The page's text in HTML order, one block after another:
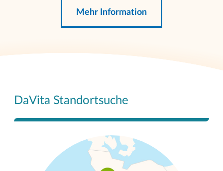
Mehr Information
DaVita Standortsuche